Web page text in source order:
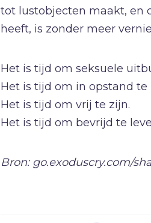
tot lustobjecten maakt, en
heeft, is zonder meer
Het is tijd om seksuele
Het is tijd om in opstand te
Het is tijd om vrij te zijn.
Het is tijd om bevrijd te
Bron: go.exoduscry.com/